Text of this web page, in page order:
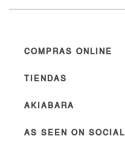
COMPRAS ONLINE
TIENDAS
AKIABARA
AS SEEN ON SOCIAL